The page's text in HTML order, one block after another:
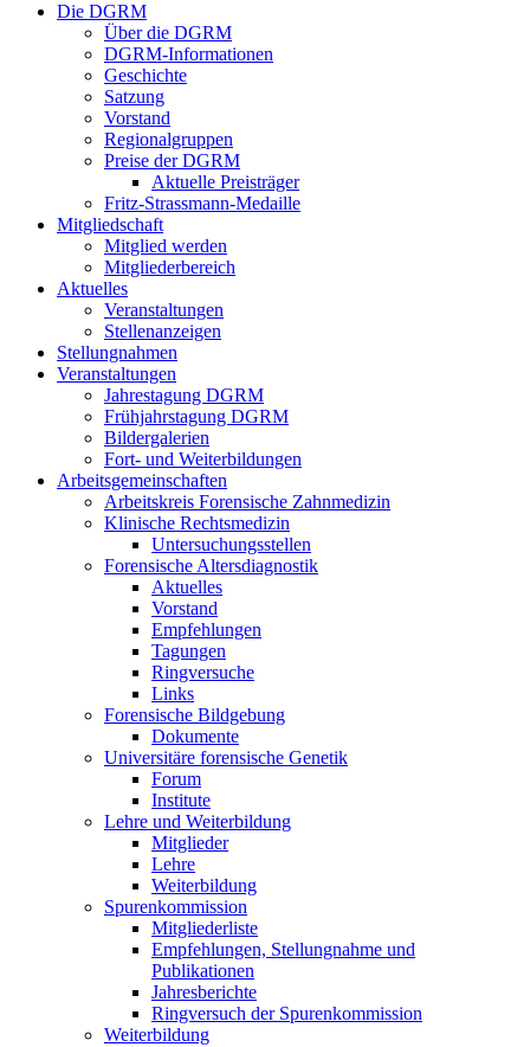
Die DGRM
Über die DGRM
DGRM-Informationen
Geschichte
Satzung
Vorstand
Regionalgruppen
Preise der DGRM
Aktuelle Preisträger
Fritz-Strassmann-Medaille
Mitgliedschaft
Mitglied werden
Mitgliederbereich
Aktuelles
Veranstaltungen
Stellenanzeigen
Stellungnahmen
Veranstaltungen
Jahrestagung DGRM
Frühjahrstagung DGRM
Bildergalerien
Fort- und Weiterbildungen
Arbeitsgemeinschaften
Arbeitskreis Forensische Zahnmedizin
Klinische Rechtsmedizin
Untersuchungsstellen
Forensische Altersdiagnostik
Aktuelles
Vorstand
Empfehlungen
Tagungen
Ringversuche
Links
Forensische Bildgebung
Dokumente
Universitäre forensische Genetik
Forum
Institute
Lehre und Weiterbildung
Mitglieder
Lehre
Weiterbildung
Spurenkommission
Mitgliederliste
Empfehlungen, Stellungnahme und
Publikationen
Jahresberichte
Ringversuch der Spurenkommission
Weiterbildung